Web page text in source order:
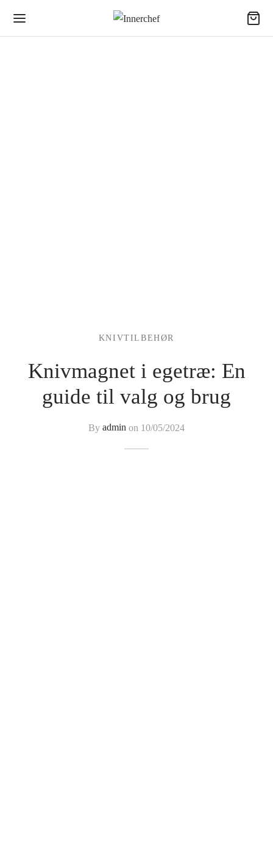
KNIVTILBEHØR
Knivmagnet i egetræ: En
guide til valg og brug
By admin on 10/05/2024